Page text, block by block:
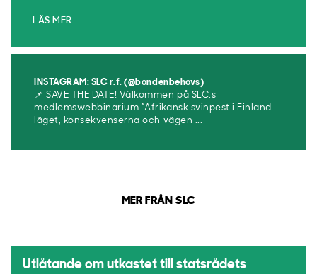
LÄS MER
INSTAGRAM: SLC r.f. (@bondenbehovs)
📌 SAVE THE DATE! Välkommen på SLC:s
medlemswebbinarium ”Afrikansk svinpest i Finland –
läget, konsekvenserna och vägen ...
MER FRÅN SLC
Utlåtande om utkastet till statsrådets